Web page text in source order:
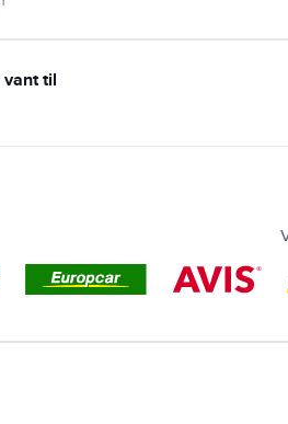
til